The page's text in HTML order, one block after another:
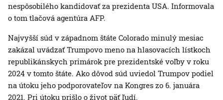
nespôsobilého kandidovať za prezidenta USA. Informovala
o tom tlačová agentúra AFP.
Najvyšší súd v západnom štáte Colorado minulý mesiac
zakázal uvádzať Trumpovo meno na hlasovacích lístkoch
republikánskych primárok pre prezidentské voľby v roku
2024 v tomto štáte. Ako dôvod súd uviedol Trumpov podiel
na útoku jeho podporovateľov na Kongres zo 6. januára
2021. Pri útoku prišlo o život päť ľudí.